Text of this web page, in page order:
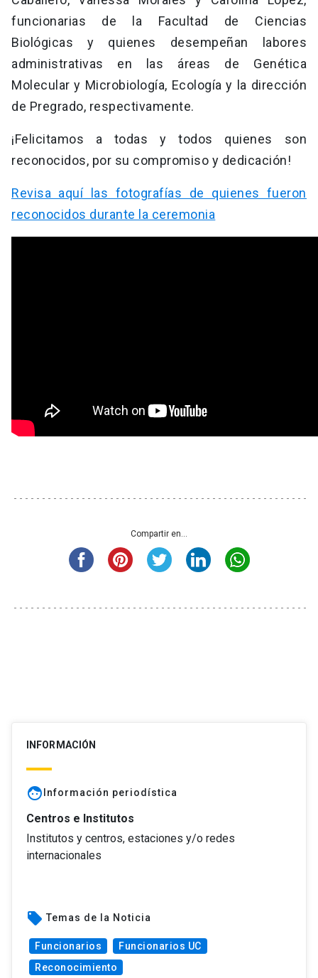
funcionarias de la Facultad de Ciencias
Biológicas y quienes desempeñan labores
administrativas en las áreas de Genética
Molecular y Microbiología, Ecología y la dirección
de Pregrado, respectivamente.
¡Felicitamos a todas y todos quienes son
reconocidos, por su compromiso y dedicación!
Revisa aquí las fotografías de quienes fueron
reconocidos durante la ceremonia
Compartir en...
INFORMACIÓN
faceInformación periodística
Centros e Institutos
Institutos y centros, estaciones y/o redes
internacionales
local_offer Temas de la Noticia
Funcionarios
Funcionarios UC
Reconocimiento